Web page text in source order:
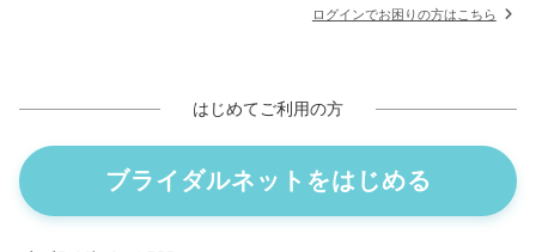
ログインでお困りの方はこちら
はじめてご利用の方
ブライダルネットをはじめる